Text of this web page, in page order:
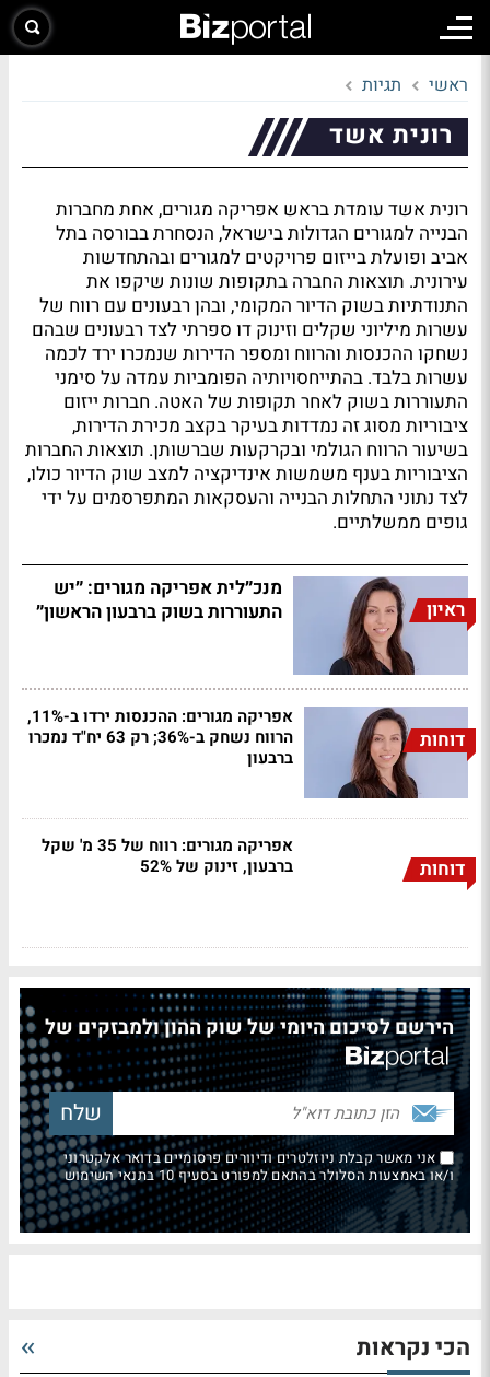
ראשי תגיות
רונית אשד
רונית אשד עומדת בראש אפריקה מגורים, אחת מחברות
הבנייה למגורים הגדולות בישראל, הנסחרת בבורסה בתל
אביב ופועלת בייזום פרויקטים למגורים ובהתחדשות
עירונית. תוצאות החברה בתקופות שונות שיקפו את
התנודתיות בשוק הדיור המקומי, ובהן רבעונים עם רווח של
עשרות מיליוני שקלים וזינוק דו ספרתי לצד רבעונים שבהם
נשחקו ההכנסות והרווח ומספר הדירות שנמכרו ירד לכמה
עשרות בלבד. בהתייחסויותיה הפומביות עמדה על סימני
התעוררות בשוק לאחר תקופות של האטה. חברות ייזום
ציבוריות מסוג זה נמדדות בעיקר בקצב מכירת הדירות,
בשיעור הרווח הגולמי ובקרקעות שברשותן. תוצאות החברות
הציבוריות בענף משמשות אינדיקציה למצב שוק הדיור כולו,
לצד נתוני התחלות הבנייה והעסקאות המתפרסמים על ידי
גופים ממשלתיים.
ראיון
מנכ״לית אפריקה מגורים: ״יש
התעוררות בשוק ברבעון הראשון״
דוחות
אפריקה מגורים: ההכנסות ירדו ב-11%,
הרווח נשחק ב-36%; רק 63 יח"ד נמכרו
ברבעון
דוחות
אפריקה מגורים: רווח של 35 מ' שקל
ברבעון, זינוק של 52%
הירשם לסיכום היומי של שוק ההון ולמבזקים של
אני מאשר קבלת ניוזלטרים ודיוורים פרסומיים בדואר אלקטרוני
ו/או באמצעות הסלולר בהתאם למפורט בסעיף 10 בתנאי השימוש
הכי נקראות